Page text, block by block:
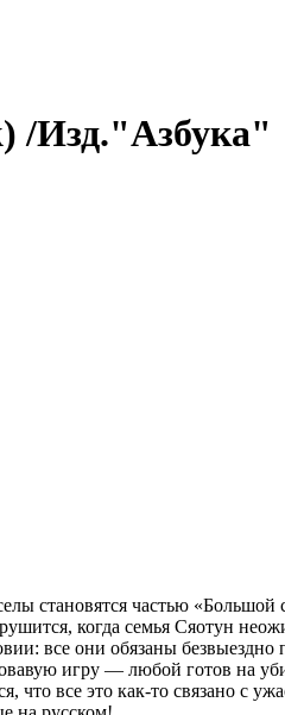
/Изд."Азбука"
становятся частью «Большой
когда семья Сяотун
все они обязаны безвыездно
игру — любой готов на
что все это как-то связано с